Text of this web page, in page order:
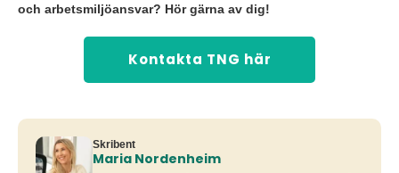
och arbetsmiljöansvar? Hör gärna av dig!
Kontakta TNG här
Skribent
Maria Nordenheim